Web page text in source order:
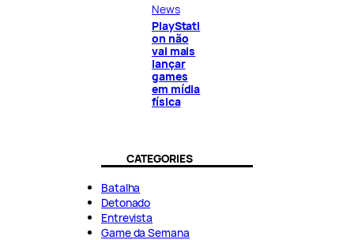
News
PlayStati
on não
vai mais
lançar
games
em mídia
física
CATEGORIES
Batalha
Detonado
Entrevista
Game da Semana